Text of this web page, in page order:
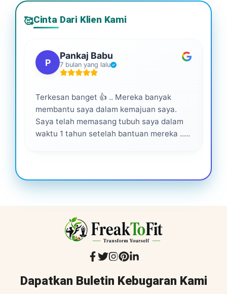
🥰Cinta Dari Klien Kami
P
Pankaj Babu
7 bulan yang lalu
Terkesan banget 👍 .. Mereka banyak
membantu saya dalam kemajuan saya.
Saya telah memasang tubuh saya dalam
waktu 1 tahun setelah bantuan mereka ...
Dapatkan Buletin Kebugaran Kami